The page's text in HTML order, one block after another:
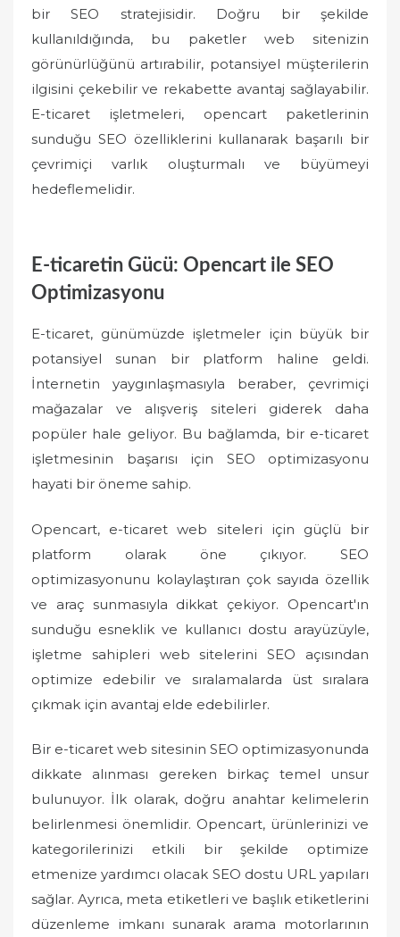
bir SEO stratejisidir. Doğru bir şekilde
kullanıldığında, bu paketler web sitenizin
görünürlüğünü artırabilir, potansiyel müşterilerin
ilgisini çekebilir ve rekabette avantaj sağlayabilir.
E-ticaret işletmeleri, opencart paketlerinin
sunduğu SEO özelliklerini kullanarak başarılı bir
çevrimiçi varlık oluşturmalı ve büyümeyi
hedeflemelidir.
E-ticaretin Gücü: Opencart ile SEO
Optimizasyonu
E-ticaret, günümüzde işletmeler için büyük bir
potansiyel sunan bir platform haline geldi.
İnternetin yaygınlaşmasıyla beraber, çevrimiçi
mağazalar ve alışveriş siteleri giderek daha
popüler hale geliyor. Bu bağlamda, bir e-ticaret
işletmesinin başarısı için SEO optimizasyonu
hayati bir öneme sahip.
Opencart, e-ticaret web siteleri için güçlü bir
platform olarak öne çıkıyor. SEO
optimizasyonunu kolaylaştıran çok sayıda özellik
ve araç sunmasıyla dikkat çekiyor. Opencart'ın
sunduğu esneklik ve kullanıcı dostu arayüzüyle,
işletme sahipleri web sitelerini SEO açısından
optimize edebilir ve sıralamalarda üst sıralara
çıkmak için avantaj elde edebilirler.
Bir e-ticaret web sitesinin SEO optimizasyonunda
dikkate alınması gereken birkaç temel unsur
bulunuyor. İlk olarak, doğru anahtar kelimelerin
belirlenmesi önemlidir. Opencart, ürünlerinizi ve
kategorilerinizi etkili bir şekilde optimize
etmenize yardımcı olacak SEO dostu URL yapıları
sağlar. Ayrıca, meta etiketleri ve başlık etiketlerini
düzenleme imkanı sunarak arama motorlarının